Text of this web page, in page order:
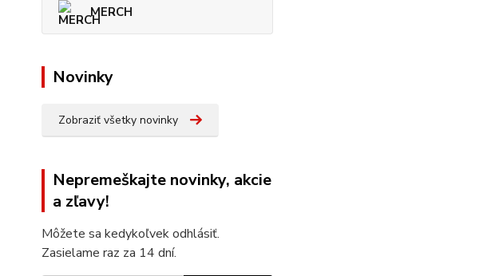
MERCH
Novinky
Zobraziť všetky novinky
Nepremeškajte novinky, akcie
a zľavy!
Môžete sa kedykoľvek odhlásiť.
Zasielame raz za 14 dní.